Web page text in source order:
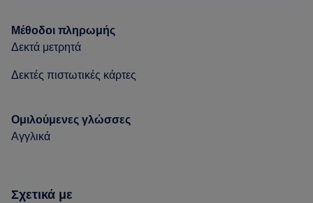
Μέθοδοι πληρωμής
Δεκτά μετρητά
Δεκτές πιστωτικές κάρτες
Ομιλούμενες γλώσσες
Αγγλικά
Σχετικά με